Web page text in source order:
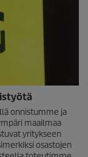
onnistumme ja
maailmaa
yritykseen
osastojen